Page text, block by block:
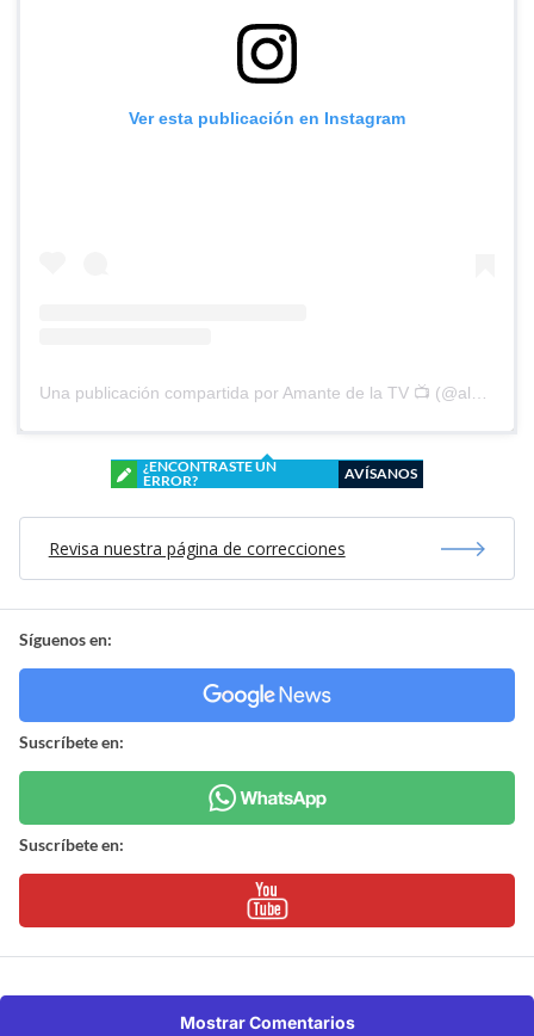
Ver esta publicación en Instagram
Una publicación compartida por Amante de la TV 📺 (@alguien_te_observa)
¿ENCONTRASTE UN
ERROR?
AVÍSANOS
Revisa nuestra página de correcciones
Síguenos en:
Suscríbete en:
Suscríbete en:
Mostrar Comentarios